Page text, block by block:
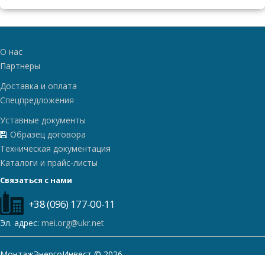
О нас
Партнеры
Доставка и оплата
Спецпредложения
Уставные документы
Образец договора
Техническая документация
Каталоги и прайс-листы
Связаться с нами
+38 (096) 177-00-11
Эл. адрес: mei.org@ukr.net